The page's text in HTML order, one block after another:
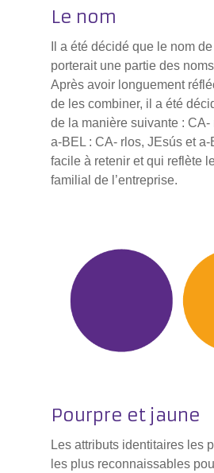
Le nom
Il a été décidé que le nom
porterait une partie des
Après avoir longuement
de les combiner, il a été
de la manière suivante : CA-
a-BEL : CA- rlos, JEsús et
facile à retenir et qui reflète
familial de l’entreprise.
Pourpre et jaune
Les attributs identitaires les
les plus reconnaissables